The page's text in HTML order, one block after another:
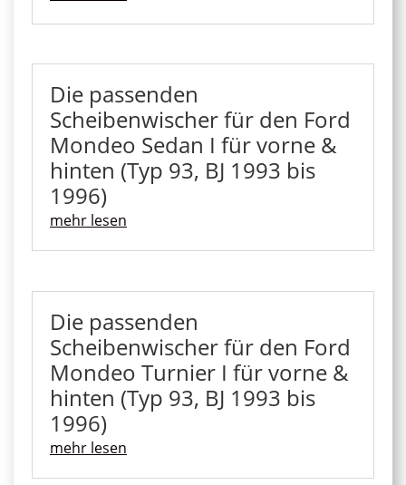
Die passenden
Scheibenwischer für den Ford
Mondeo Sedan I für vorne &
hinten (Typ 93, BJ 1993 bis
1996)
mehr lesen
Die passenden
Scheibenwischer für den Ford
Mondeo Turnier I für vorne &
hinten (Typ 93, BJ 1993 bis
1996)
mehr lesen